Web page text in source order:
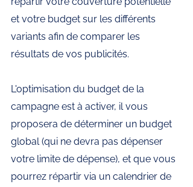
et votre budget sur les différents
variants afin de comparer les
résultats de vos publicités.
L'optimisation du budget de la
campagne est à activer, il vous
proposera de déterminer un budget
global (qui ne devra pas dépenser
votre limite de dépense), et que vous
pourrez répartir via un calendrier de